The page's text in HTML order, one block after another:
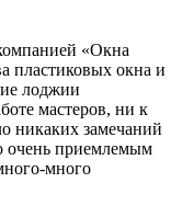
«Окна
пластиковых окна и
лоджии
мастеров, ни к
никаких замечаний
очень приемлемым
много